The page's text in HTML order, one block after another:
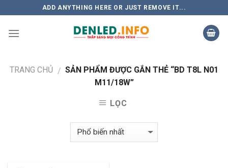
to
content
ADD ANYTHING HERE OR JUST REMOVE IT...
TRANG CHỦ / SẢN PHẨM ĐƯỢC GẮN THẺ “BD T8L N01
M11/18W”
LỌC